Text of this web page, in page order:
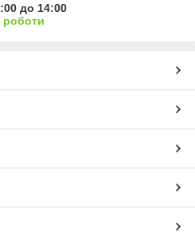
до 14:00
роботи